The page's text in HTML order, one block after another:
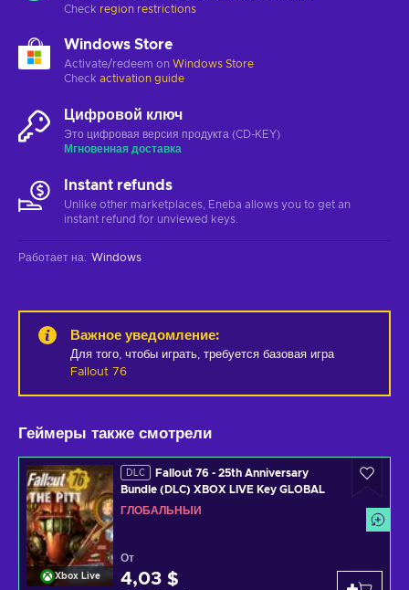
Check region restrictions
Windows Store
Activate/redeem on Windows Store
Check activation guide
Цифровой ключ
Это цифровая версия продукта (CD-KEY)
Мгновенная доставка
Instant refunds
Unlike other marketplaces, Eneba allows you to get an
instant refund for unviewed keys.
Работает на: Windows
Важное уведомление:
Для того, чтобы играть, требуется базовая игра
Fallout 76
Геймеры также смотрели
Xbox Live
DLC
Fallout 76 - 25th Anniversary
Bundle (DLC) XBOX LIVE Key GLOBAL
ГЛОБАЛЬНЫЙ
От
4,03 $